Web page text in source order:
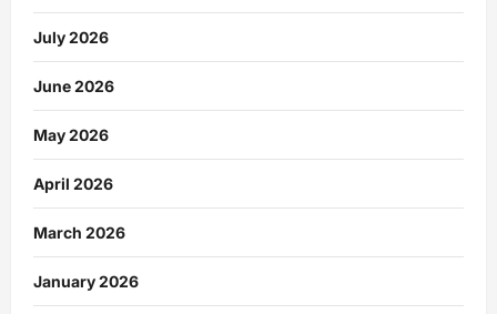
July 2026
June 2026
May 2026
April 2026
March 2026
January 2026